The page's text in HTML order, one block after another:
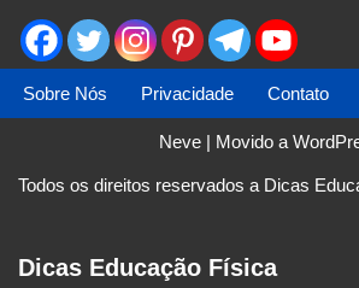
Sobre Nós Privacidade Contato
Neve| Movido a
Todos os direitos reservados a Dicas
Dicas Educação Física